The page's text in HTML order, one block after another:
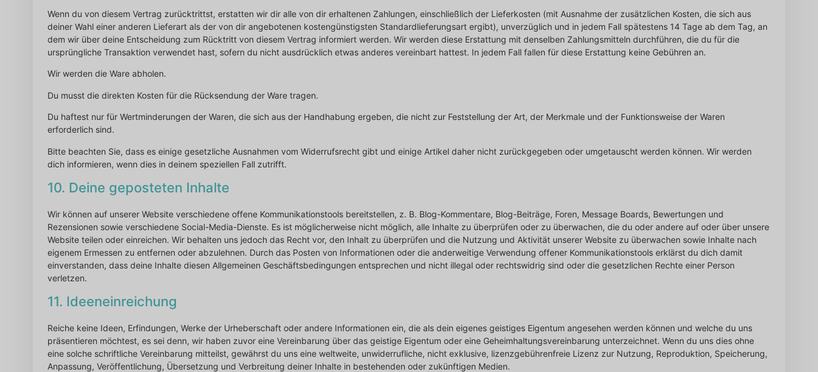
Wenn du von diesem Vertrag zurücktrittst, erstatten wir dir alle von dir erhaltenen Zahlungen, einschließlich der Lieferkosten (mit Ausnahme der zusätzlichen Kosten, die sich aus
deiner Wahl einer anderen Lieferart als der von dir angebotenen kostengünstigsten Standardlieferungsart ergibt), unverzüglich und in jedem Fall spätestens 14 Tage ab dem Tag, an
dem wir über deine Entscheidung zum Rücktritt von diesem Vertrag informiert werden. Wir werden diese Erstattung mit denselben Zahlungsmitteln durchführen, die du für die
ursprüngliche Transaktion verwendet hast, sofern du nicht ausdrücklich etwas anderes vereinbart hattest. In jedem Fall fallen für diese Erstattung keine Gebühren an.
Wir werden die Ware abholen.
Du musst die direkten Kosten für die Rücksendung der Ware tragen.
Du haftest nur für Wertminderungen der Waren, die sich aus der Handhabung ergeben, die nicht zur Feststellung der Art, der Merkmale und der Funktionsweise der Waren
erforderlich sind.
Bitte beachten Sie, dass es einige gesetzliche Ausnahmen vom Widerrufsrecht gibt und einige Artikel daher nicht zurückgegeben oder umgetauscht werden können. Wir werden
dich informieren, wenn dies in deinem speziellen Fall zutrifft.
10. Deine geposteten Inhalte
Wir können auf unserer Website verschiedene offene Kommunikationstools bereitstellen, z. B. Blog-Kommentare, Blog-Beiträge, Foren, Message Boards, Bewertungen und
Rezensionen sowie verschiedene Social-Media-Dienste. Es ist möglicherweise nicht möglich, alle Inhalte zu überprüfen oder zu überwachen, die du oder andere auf oder über unsere
Website teilen oder einreichen. Wir behalten uns jedoch das Recht vor, den Inhalt zu überprüfen und die Nutzung und Aktivität unserer Website zu überwachen sowie Inhalte nach
eigenem Ermessen zu entfernen oder abzulehnen. Durch das Posten von Informationen oder die anderweitige Verwendung offener Kommunikationstools erklärst du dich damit
einverstanden, dass deine Inhalte diesen Allgemeinen Geschäftsbedingungen entsprechen und nicht illegal oder rechtswidrig sind oder die gesetzlichen Rechte einer Person
verletzen.
11. Ideeneinreichung
Reiche keine Ideen, Erfindungen, Werke der Urheberschaft oder andere Informationen ein, die als dein eigenes geistiges Eigentum angesehen werden können und welche du uns
präsentieren möchtest, es sei denn, wir haben zuvor eine Vereinbarung über das geistige Eigentum oder eine Geheimhaltungsvereinbarung unterzeichnet. Wenn du uns dies ohne
eine solche schriftliche Vereinbarung mitteilst, gewährst du uns eine weltweite, unwiderrufliche, nicht exklusive, lizenzgebührenfreie Lizenz zur Nutzung, Reproduktion, Speicherung,
Anpassung, Veröffentlichung, Übersetzung und Verbreitung deiner Inhalte in bestehenden oder zukünftigen Medien.